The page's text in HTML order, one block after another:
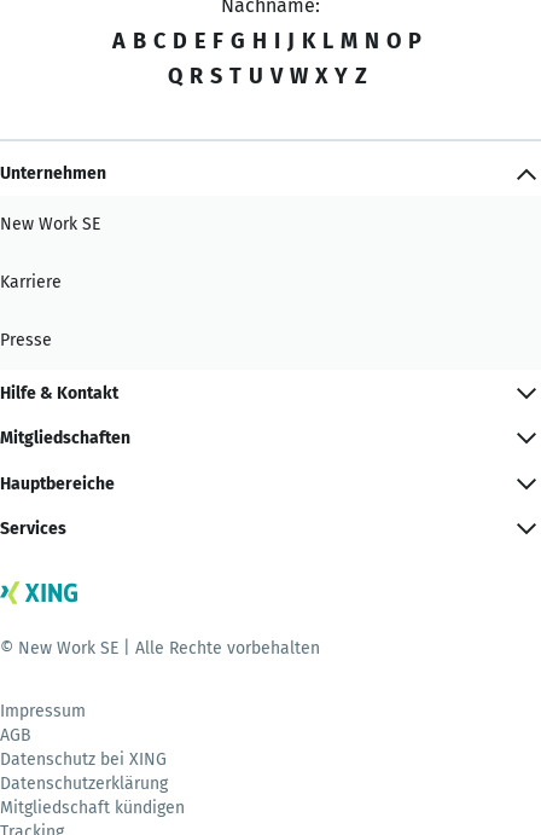
Nachname:
A B C D E F G H I J K L M N O P
Q R S T U V W X Y Z
Unternehmen
New Work SE
Karriere
Presse
Hilfe & Kontakt
Mitgliedschaften
Hauptbereiche
Services
© New Work SE | Alle Rechte vorbehalten
Impressum
AGB
Datenschutz bei XING
Datenschutzerklärung
Mitgliedschaft kündigen